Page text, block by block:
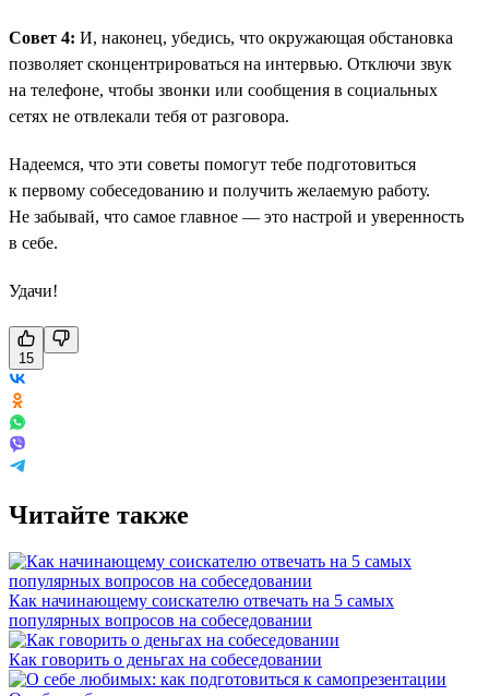
Совет 4: И, наконец, убедись, что окружающая обстановка
позволяет сконцентрироваться на интервью. Отключи звук
на телефоне, чтобы звонки или сообщения в социальных
сетях не отвлекали тебя от разговора.
Надеемся, что эти советы помогут тебе подготовиться
к первому собеседованию и получить желаемую работу.
Не забывай, что самое главное — это настрой и уверенность
в себе.
Удачи!
15
Читайте также
Как начинающему соискателю отвечать на 5 самых
популярных вопросов на собеседовании
Как говорить о деньгах на собеседовании